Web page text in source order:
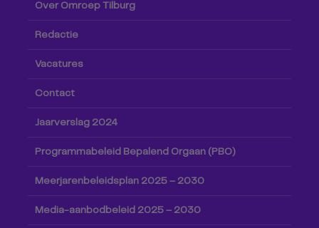
Over Omroep Tilburg
Redactie
Vacatures
Contact
Jaarverslag 2024
Programmabeleid Bepalend Orgaan (PBO)
Meerjarenbeleidsplan 2025 – 2030
Media-aanbodbeleid 2025 – 2030